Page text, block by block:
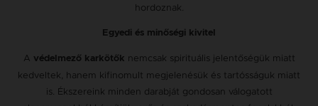
hordoznak.
Egyedi és minőségi kivitel
A védelmező karkötők nemcsak spirituális jelentőségük miatt
kedveltek, hanem kifinomult megjelenésük és tartósságuk miatt
is. Ékszereink minden darabját gondosan válogatott